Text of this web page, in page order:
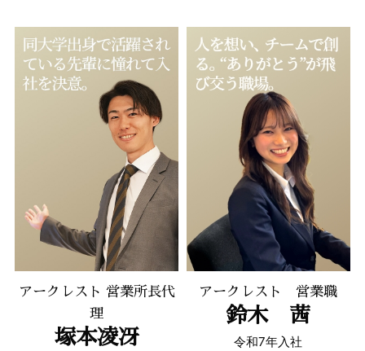
アークレスト 営業所長代
理
塚本凌冴
アークレスト 営業職
鈴木 茜
令和7年入社